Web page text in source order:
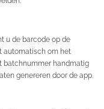
u de barcode op de
automatisch om het
batchnummer handmatig
genereren door de app.